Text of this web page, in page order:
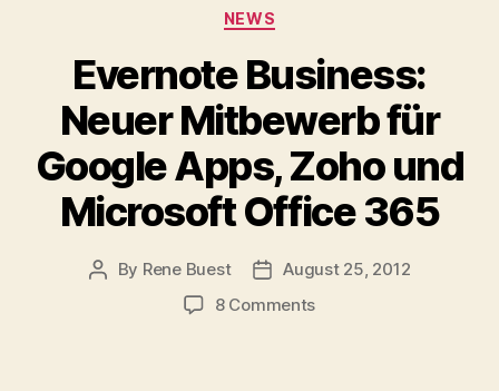
Categories
NEWS
Evernote Business:
Neuer Mitbewerb für
Google Apps, Zoho und
Microsoft Office 365
Post
By Rene Buest
PostAugust 25, 2012
8 Commentson